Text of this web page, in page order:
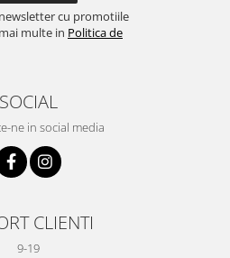
cu promotiile
multe in Politica de
SOCIAL
ne in social media
CLIENTI
9-19